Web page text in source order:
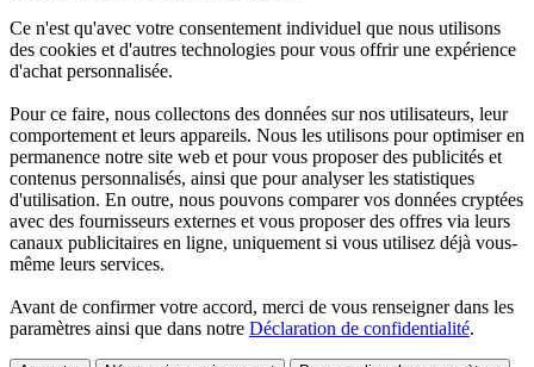
Ce n'est qu'avec votre consentement individuel que nous utilisons
des cookies et d'autres technologies pour vous offrir une expérience
d'achat personnalisée.
Pour ce faire, nous collectons des données sur nos utilisateurs, leur
comportement et leurs appareils. Nous les utilisons pour optimiser en
permanence notre site web et pour vous proposer des publicités et
contenus personnalisés, ainsi que pour analyser les statistiques
d'utilisation. En outre, nous pouvons comparer vos données cryptées
avec des fournisseurs externes et vous proposer des offres via leurs
canaux publicitaires en ligne, uniquement si vous utilisez déjà vous-
même leurs services.
Avant de confirmer votre accord, merci de vous renseigner dans les
paramètres ainsi que dans notre Déclaration de confidentialité.